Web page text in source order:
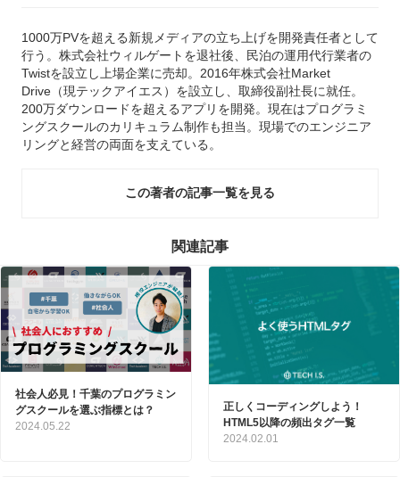
1000万PVを超える新規メディアの立ち上げを開発責任者として
行う。株式会社ウィルゲートを退社後、民泊の運用代行業者の
Twistを設立し上場企業に売却。2016年株式会社Market
Drive（現テックアイエス）を設立し、取締役副社長に就任。
200万ダウンロードを超えるアプリを開発。現在はプログラミ
ングスクールのカリキュラム制作も担当。現場でのエンジニア
リングと経営の両面を支えている。
この著者の記事一覧を見る
関連記事
社会人必見！千葉のプログラミン
グスクールを選ぶ指標とは？
2024.05.22
正しくコーディングしよう！
HTML5以降の頻出タグ一覧
2024.02.01